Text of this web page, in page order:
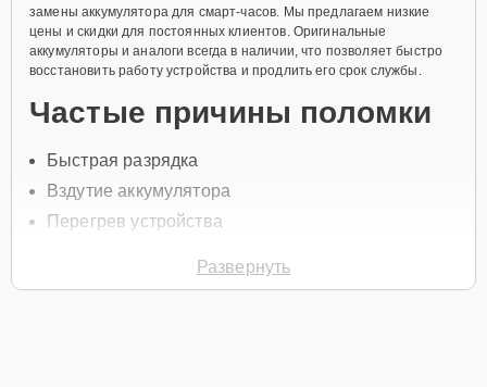
замены аккумулятора для смарт-часов. Мы предлагаем низкие
цены и скидки для постоянных клиентов. Оригинальные
аккумуляторы и аналоги всегда в наличии, что позволяет быстро
восстановить работу устройства и продлить его срок службы.
Частые причины поломки
Быстрая разрядка
Вздутие аккумулятора
Перегрев устройства
Повреждения от падений
Развернуть